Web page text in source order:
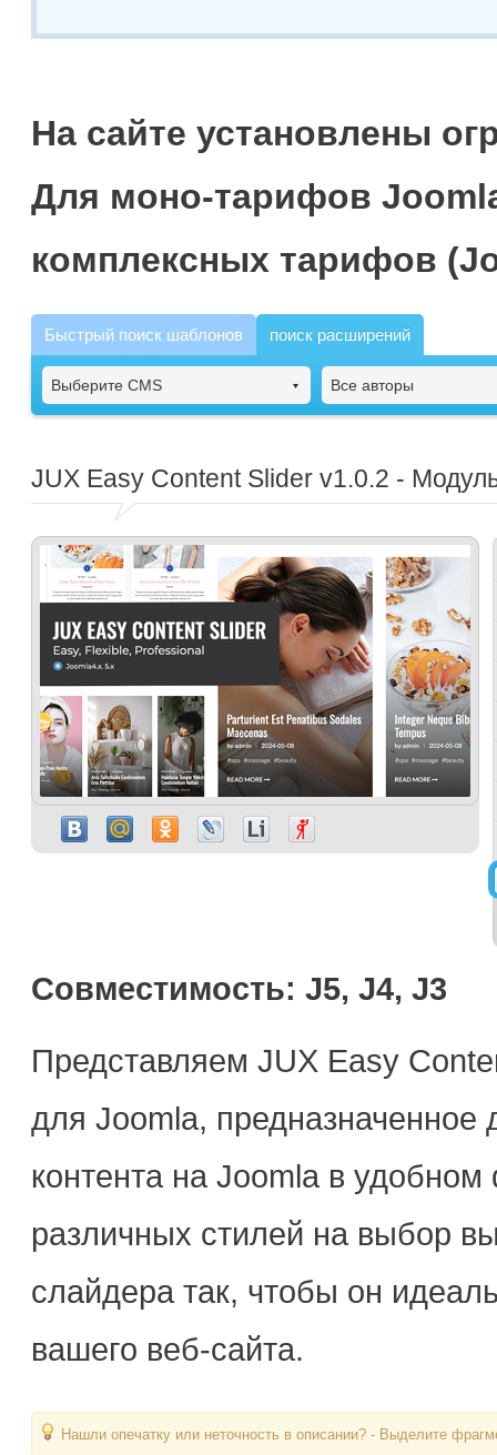
На сайте установлены
Для моно-тарифов
комплексных тарифов
Быстрый поиск шаблонов поиск расширений
Выберите CMS Все авторы
JUX Easy Content Slider v1.0.2 -
Совместимость: J5, J4, J3
Представляем JUX Easy
для Joomla, предназначенное
контента на Joomla в удобном
различных стилей на выбор
слайдера так, чтобы он
вашего веб-сайта.
Нашли опечатку или неточность в описании? - Выделите